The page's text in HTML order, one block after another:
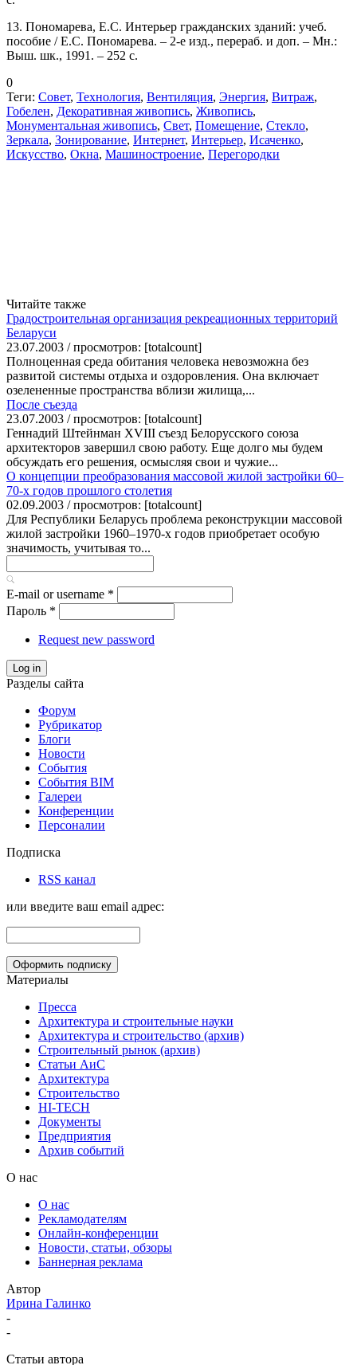
13. Пономарева, Е.С. Интерьер гражданских зданий: учеб.
пособие / Е.С. Пономарева. – 2-е изд., перераб. и доп. – Мн.:
Выш. шк., 1991. – 252 с.
0
Теги: Совет, Технология, Вентиляция, Энергия, Витраж,
Гобелен, Декоративная живопись, Живопись,
Монументальная живопись, Свет, Помещение, Стекло,
Зеркала, Зонирование, Интернет, Интерьер, Исаченко,
Искусство, Окна, Машиностроение, Перегородки
Читайте также
Градостроительная организация рекреационных территорий
Беларуси
23.07.2003 / просмотров: [totalcount]
Полноценная среда обитания человека невозможна без
развитой системы отдыха и оздоровления. Она включает
озелененные пространства вблизи жилища,...
После съезда
23.07.2003 / просмотров: [totalcount]
Геннадий Штейнман XVIII съезд Белорусского союза
архитекторов завершил свою работу. Еще долго мы будем
обсуждать его решения, осмысляя свои и чужие...
О концепции преобразования массовой жилой застройки 60–
70-х годов прошлого столетия
02.09.2003 / просмотров: [totalcount]
Для Республики Беларусь проблема реконструкции массовой
жилой застройки 1960–1970-х годов приобретает особую
значимость, учитывая то...
E-mail or username *
Пароль *
Request new password
Log in
Разделы сайта
Форум
Рубрикатор
Блоги
Новости
События
События BIM
Галереи
Конференции
Персоналии
Подписка
RSS канал
или введите ваш email адрес:
Материалы
Пресса
Архитектура и строительные науки
Архитектура и строительство (архив)
Строительный рынок (архив)
Статьи АиС
Архитектура
Строительство
HI-TECH
Документы
Предприятия
Архив событий
О нас
О нас
Рекламодателям
Онлайн-конференции
Новости, статьи, обзоры
Баннерная реклама
Автор
Ирина Галинко
-
-
Статьи автора